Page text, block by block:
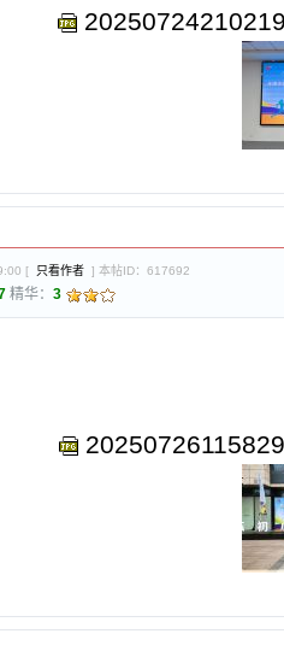
[ 只看作者 ] 本帖ID：617692
精华： 3